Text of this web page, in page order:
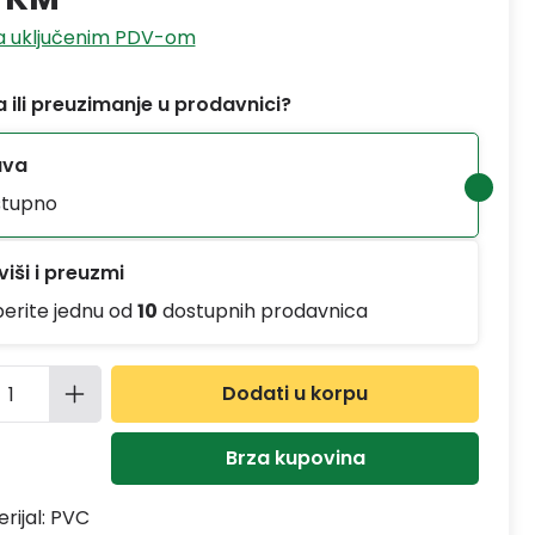
uključenim PDV-om
ili preuzimanje u prodavnici?
i preuzmi
jednu od10 dostupnih prodavnica
proizvoda: Unesite željenu
Dodati u korpu
Brza kupovina
PVC